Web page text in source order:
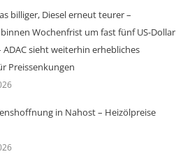
billiger, Diesel erneut teurer –
Wochenfrist um fast fünf US-Dollar
ADAC sieht weiterhin erhebliches
Preissenkungen
in Nahost – Heizölpreise